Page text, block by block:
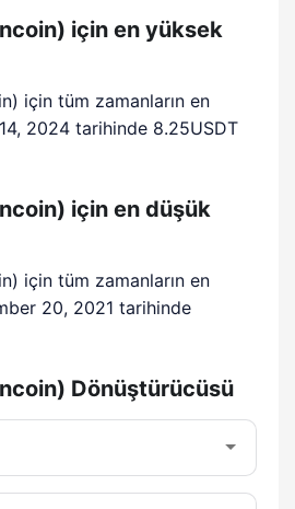
için en yüksek
için tüm zamanların en
2024 tarihinde 8.25USDT
için en düşük
için tüm zamanların en
20, 2021 tarihinde
Dönüştürücüsü